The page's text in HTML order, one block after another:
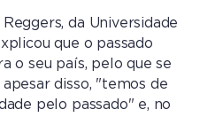
da Universidade
que o passado
o seu país, pelo que se
apesar disso, "temos de
pelo passado" e, no